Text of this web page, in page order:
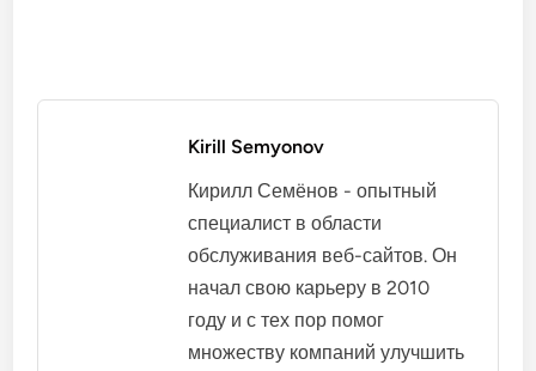
Kirill Semyonov
Кирилл Семёнов - опытный
специалист в области
обслуживания веб-сайтов. Он
начал свою карьеру в 2010
году и с тех пор помог
множеству компаний улучшить